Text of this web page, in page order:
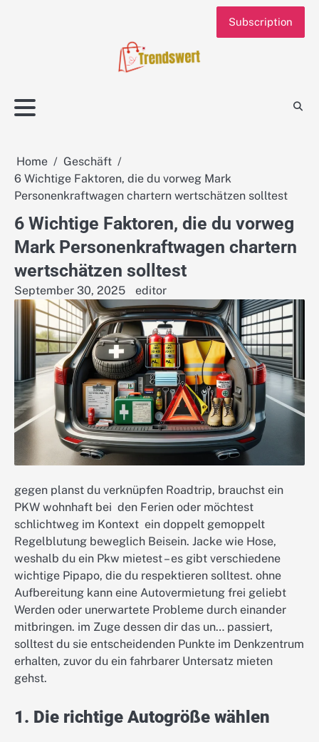
Subscription
Home
Geschäft
6 Wichtige Faktoren, die du vorweg Mark
Personenkraftwagen chartern wertschätzen solltest
6 Wichtige Faktoren, die du vorweg
Mark Personenkraftwagen chartern
wertschätzen solltest
September 30, 2025 editor
gegen planst du verknüpfen Roadtrip, brauchst ein
PKW wohnhaft bei den Ferien oder möchtest
schlichtweg im Kontext ein doppelt gemoppelt
Regelblutung beweglich Beisein. Jacke wie Hose,
weshalb du ein Pkw mietest – es gibt verschiedene
wichtige Pipapo, die du respektieren solltest. ohne
Aufbereitung kann eine Autovermietung frei geliebt
Werden oder unerwartete Probleme durch einander
mitbringen. im Zuge dessen dir das un… passiert,
solltest du sie entscheidenden Punkte im Denkzentrum
erhalten, zuvor du ein fahrbarer Untersatz mieten
gehst.
1. Die richtige Autogröße wählen